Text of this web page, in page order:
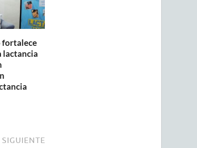
fortalece
lactancia